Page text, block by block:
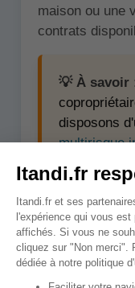
maison ou une
contrats
💡 À savoir
disposons
multirisque
↑ Sommaire
Quand